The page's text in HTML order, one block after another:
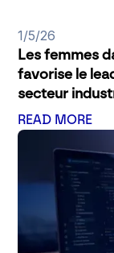
1/5/26
Les femmes
favorise le
secteur
READ MORE